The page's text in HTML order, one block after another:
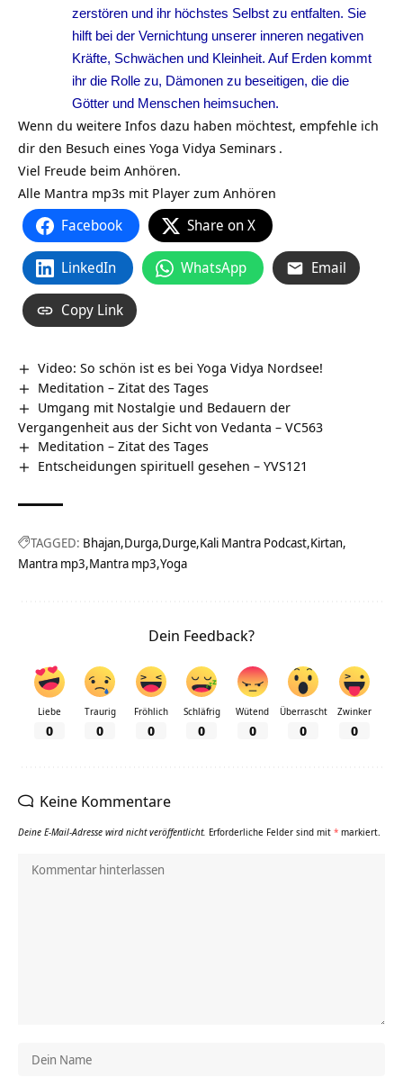
zerstören und ihr höchstes Selbst zu entfalten. Sie
hilft bei der Vernichtung unserer inneren negativen
Kräfte, Schwächen und Kleinheit. Auf Erden kommt
ihr die Rolle zu, Dämonen zu beseitigen, die die
Götter und Menschen heimsuchen.
Wenn du weitere Infos dazu haben möchtest, empfehle ich
dir den Besuch eines Yoga Vidya Seminars .
Viel Freude beim Anhören.
Alle Mantra mp3s mit Player zum Anhören
Facebook Share on X
LinkedIn WhatsApp Email
Copy Link
Video: So schön ist es bei Yoga Vidya Nordsee!
Meditation – Zitat des Tages
Umgang mit Nostalgie und Bedauern der
Vergangenheit aus der Sicht von Vedanta – VC563
Meditation – Zitat des Tages
Entscheidungen spirituell gesehen – YVS121
TAGGED: Bhajan Durga Durge Kali Mantra Podcast Kirtan
Mantra mp3 Mantra mp3 Yoga
Dein Feedback?
Liebe
0
Traurig
0
Fröhlich
0
Schläfrig
0
Wütend
0
Überrascht
0
Zwinker
0
Keine Kommentare
Deine E-Mail-Adresse wird nicht veröffentlicht. Erforderliche Felder sind mit * markiert.